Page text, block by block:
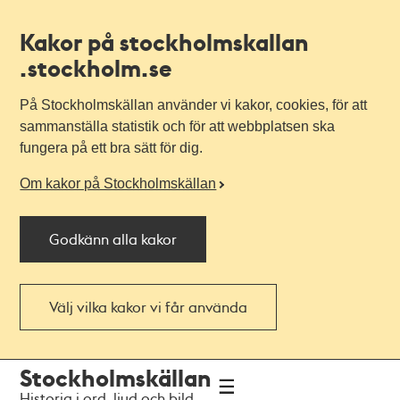
Kakor på stockholmskallan
.stockholm.se
På Stockholmskällan använder vi kakor, cookies, för att
sammanställa statistik och för att webbplatsen ska
fungera på ett bra sätt för dig.
Om kakor på Stockholmskällan
Godkänn alla kakor
Välj vilka kakor vi får använda
navigationen
huvudinnehållet
Stockholmskällan